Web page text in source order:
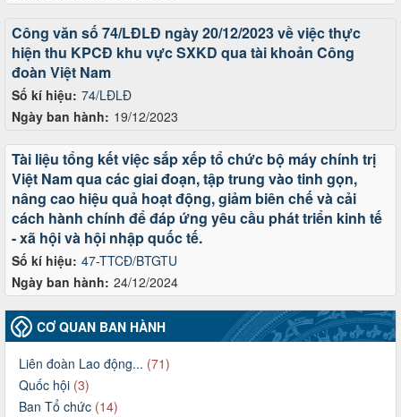
Số kí hiệu: 74/LĐLĐ
Ngày ban hành: 19/12/2023
Công văn số 74/LĐLĐ ngày 20/12/2023 về việc thực
hiện thu KPCĐ khu vực SXKD qua tài khoản Công
đoàn Việt Nam
Số kí hiệu: 47-TTCĐ/BTGTU
Ngày ban hành: 24/12/2024
Tài liệu tổng kết việc sắp xếp tổ chức bộ máy chính trị
Việt Nam qua các giai đoạn, tập trung vào tinh gọn,
nâng cao hiệu quả hoạt động, giảm biên chế và cải
cách hành chính để đáp ứng yêu cầu phát triển kinh tế
- xã hội và hội nhập quốc tế.
CƠ QUAN BAN HÀNH
Liên đoàn Lao động... (71)
Quốc hội (3)
Ban Tổ chức (14)